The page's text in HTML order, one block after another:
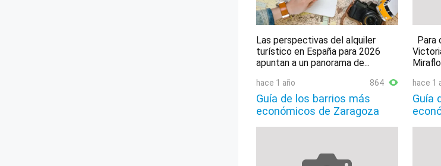
Las perspectivas del alquiler
turístico en España para 2026
apuntan a un panorama de...
Para
hace 1 año 864
Guía de los barrios más
económicos de Zaragoza
hace 1
Guía